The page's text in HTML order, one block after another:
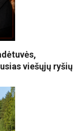
viešųjų ryšių